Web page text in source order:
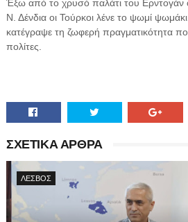
Έξω από το χρυσό παλάτι του Ερντογάν
Ν. Δένδια οι Τούρκοι λένε το ψωμί
κατέγραψε τη ζωφερή πραγματικότητα
πολίτες.
ΣΧΕΤΙΚΑ ΑΡΘΡΑ
ΛΕΣΒΟΣ